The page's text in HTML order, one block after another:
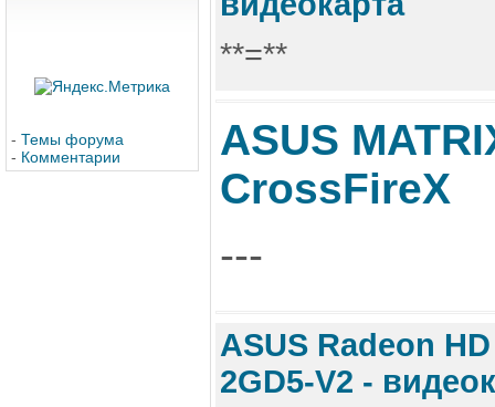
- Темы форума
- Комментарии
**=**
ASUS
CrossFireX
---
ASUS Radeon
2GD5-V2 -